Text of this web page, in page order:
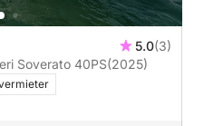
5.0(3)
Boot ohne Führerschein Ranieri Soverato 40PS(2025)